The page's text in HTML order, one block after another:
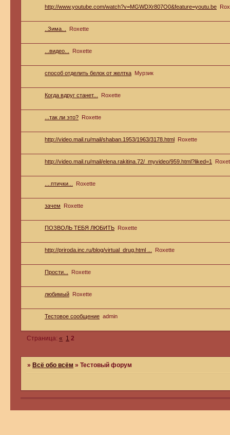
http://www.youtube.com/watch?v=MGWDXr807O0&feature=youtu.be
..Зима... Roxette
...видео... Roxette
способ отделить белок от желтка Мурзик
Когда вдруг станет... Roxette
...так ли это? Roxette
http://video.mail.ru/mail/shaban.1953/1963/3178.html Roxette
http://video.mail.ru/mail/elena.rakitina.72/_myvideo/959.html?liked=1
....птички... Roxette
зачем Roxette
ПОЗВОЛЬ ТЕБЯ ЛЮБИТЬ Roxette
http://priroda.inc.ru/blog/virtual_drug.html ... Roxette
Прости... Roxette
любимый Roxette
Тестовое сообщение admin
Страница:« 1 2
» Всё обо всём »Тестовый форум